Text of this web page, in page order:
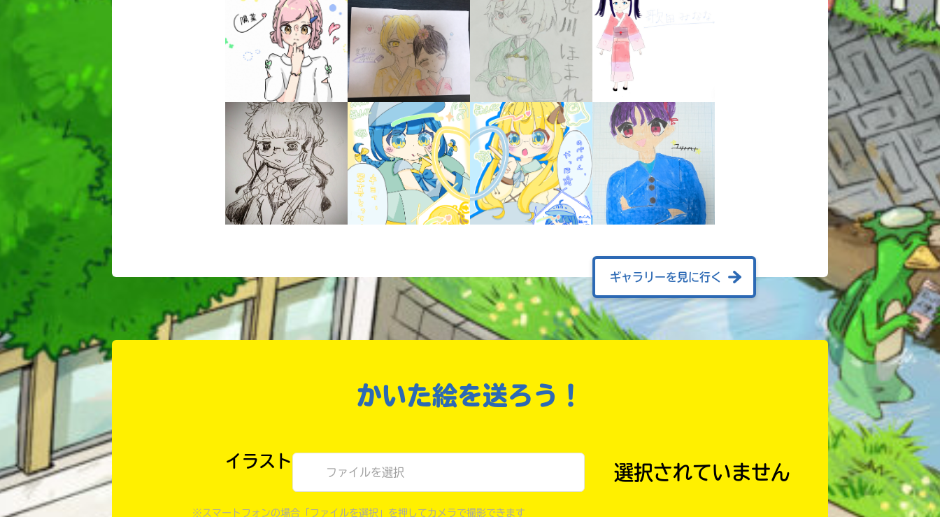
Loading...
オフィシャルアカウント
SNSでシェアする
ギャラリーを見に行く
かいた絵を送ろう！
イラスト
ファイルを選択
※スマートフォンの場合「ファイルを選択」を押してカメラで撮影できます
い
い
に
エ
ラ
ー
が
あ
る
の
で、
も
う
一
度
確
み
て
ね